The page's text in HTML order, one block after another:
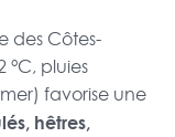
des Côtes-
pluies
favorise une
hêtres,